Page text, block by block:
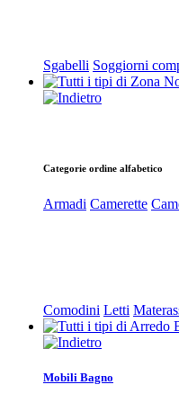
Sgabelli Soggiorni
Categorie ordine alfabetico
Armadi Camerette
Comodini Letti
Mobili Bagno